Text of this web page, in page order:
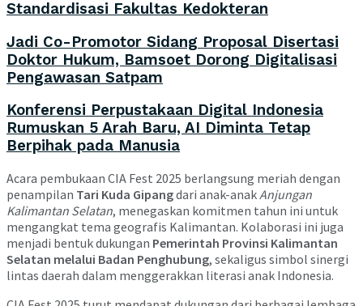
Standardisasi Fakultas Kedokteran
Jadi Co-Promotor Sidang Proposal Disertasi
Doktor Hukum, Bamsoet Dorong Digitalisasi
Pengawasan Satpam
Konferensi Perpustakaan Digital Indonesia
Rumuskan 5 Arah Baru, AI Diminta Tetap
Berpihak pada Manusia
Acara pembukaan CIA Fest 2025 berlangsung meriah dengan
penampilan Tari Kuda Gipangdari anak-anakAnjungan
Kalimantan Selatan, menegaskan komitmen tahun ini untuk
mengangkat tema geografis Kalimantan. Kolaborasi ini juga
menjadi bentuk dukungan Pemerintah Provinsi Kalimantan
Selatan melalui Badan Penghubung, sekaligus simbol sinergi
lintas daerah dalam menggerakkan literasi anak Indonesia.